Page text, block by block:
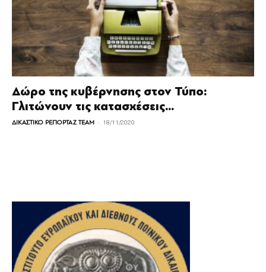
Δώρο της κυβέρνησης στον Τύπο:
Γλιτώνουν τις κατασχέσεις…
ΔΙΚΑΣΤΙΚΟ ΡΕΠΟΡΤΑΖ TEAM - 18/11/2020